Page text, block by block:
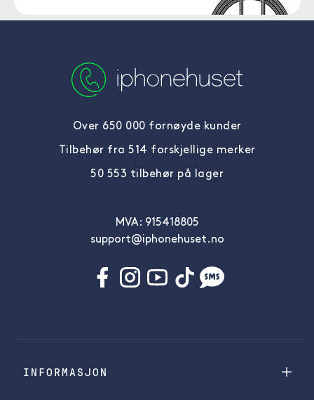
Over 650 000 fornøyde kunder
Tilbehør fra 514 forskjellige merker
50 553 tilbehør på lager
MVA: 915418805
support@iphonehuset.no
INFORMASJON